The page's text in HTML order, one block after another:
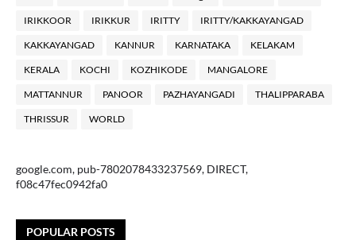
IRIKKOOR IRIKKUR IRITTY IRITTY/KAKKAYANGAD
KAKKAYANGAD KANNUR KARNATAKA KELAKAM
KERALA KOCHI KOZHIKODE MANGALORE
MATTANNUR PANOOR PAZHAYANGADI THALIPPARABA
THRISSUR WORLD
google.com, pub-7802078433237569, DIRECT,
f08c47fec0942fa0
POPULAR POSTS